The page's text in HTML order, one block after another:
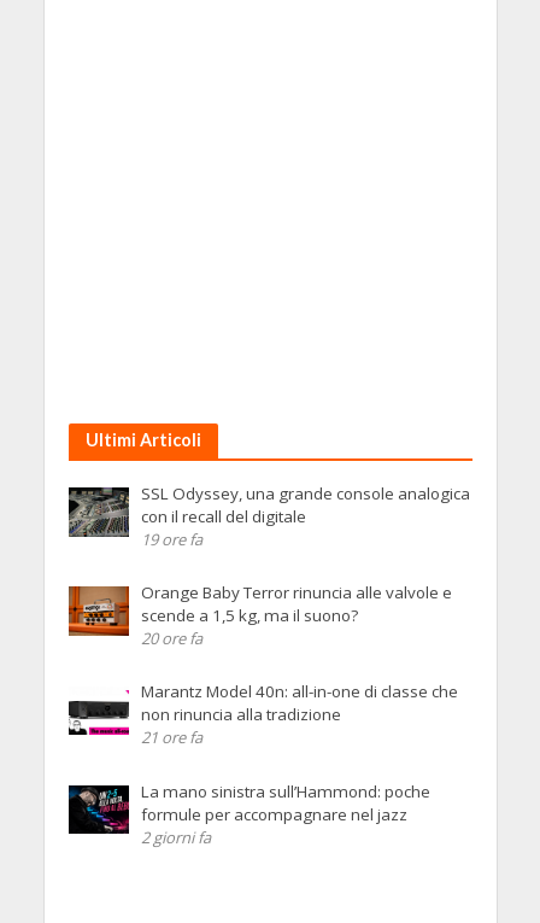
Ultimi Articoli
SSL Odyssey, una grande console analogica
con il recall del digitale
19 ore fa
Orange Baby Terror rinuncia alle valvole e
scende a 1,5 kg, ma il suono?
20 ore fa
Marantz Model 40n: all-in-one di classe che
non rinuncia alla tradizione
21 ore fa
La mano sinistra sull’Hammond: poche
formule per accompagnare nel jazz
2 giorni fa